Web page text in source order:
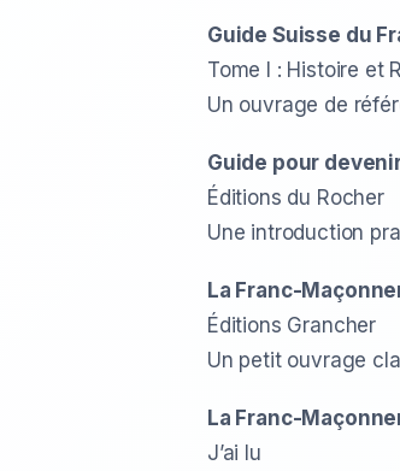
Guide Suisse du
Tome I : Histoire et
Un ouvrage de
Guide pour
Éditions du Rocher
Une introduction
La Franc-
Éditions Grancher
Un petit ouvrage
La Franc-
J’ai lu